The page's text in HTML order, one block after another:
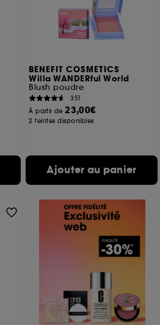
BENEFIT COSMETICS
Willa WANDERful World
Blush poudre
351
À partir de23,00€
2 teintes disponibles
Ajouter au panier